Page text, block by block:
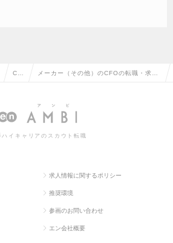
CF メーカー（その他）のCFOの転職・求人
ハイキャリアのスカウト転職
求人情報に関するポリシー
推奨環境
参画のお問い合わせ
エン会社概要